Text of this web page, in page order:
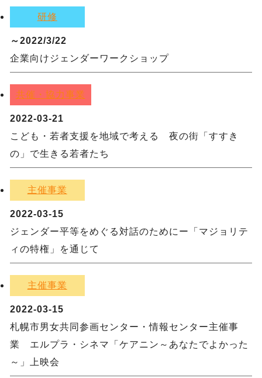
研修
～2022/3/22
企業向けジェンダーワークショップ
共催・協力事業
2022-03-21
こども・若者支援を地域で考える 夜の街「すすき
の」で生きる若者たち
主催事業
2022-03-15
ジェンダー平等をめぐる対話のためにー「マジョリテ
ィの特権」を通じて
主催事業
2022-03-15
札幌市男女共同参画センター・情報センター主催事
業 エルプラ・シネマ「ケアニン～あなたでよかった
～」上映会